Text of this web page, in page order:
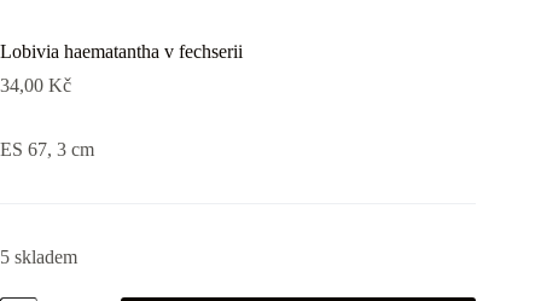
Lobivia haematantha v fechserii
34,00 Kč
ES 67, 3 cm
5 skladem